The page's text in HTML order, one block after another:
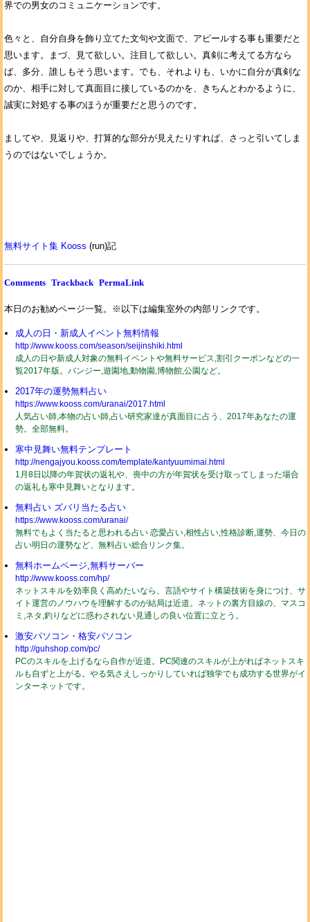
界での男女のコミュニケーションです。
色々と、自分自身を飾り立てた文句や文面で、アピールする事も重要だと
思います。まづ、見て欲しい。注目して欲しい。真剣に考えてる方なら
ば、多分、誰しもそう思います。でも、それよりも、いかに自分が真剣な
のか、相手に対して真面目に接しているのかを、きちんとわかるように、
誠実に対処する事のほうが重要だと思うのです。
ましてや、見返りや、打算的な部分が見えたりすれば、さっと引いてしま
うのではないでしょうか。
無料サイト集 Kooss (run)記
Comments Trackback PermaLink
本日のお勧めページ一覧。※以下は編集室外の内部リンクです。
成人の日・新成人イベント無料情報
http://www.kooss.com/season/seijinshiki.html
成人の日や新成人対象の無料イベントや無料サービス,割引クーポンなどの一
覧2017年版。バンジー,遊園地,動物園,博物館,公園など。
2017年の運勢無料占い
https://www.kooss.com/uranai/2017.html
人気占い師,本物の占い師,占い研究家達が真面目に占う、2017年あなたの運
勢。全部無料。
寒中見舞い無料テンプレート
http://nengajyou.kooss.com/template/kantyuumimai.html
1月8日以降の年賀状の返礼や、喪中の方が年賀状を受け取ってしまった場合
の返礼も寒中見舞いとなります。
無料占い ズバリ当たる占い
https://www.kooss.com/uranai/
無料でもよく当たると思われる占い 恋愛占い,相性占い,性格診断,運勢、今日の
占い明日の運勢など、無料占い総合リンク集。
無料ホームページ,無料サーバー
http://www.kooss.com/hp/
ネットスキルを効率良く高めたいなら、言語やサイト構築技術を身につけ、サ
イト運営のノウハウを理解するのが結局は近道。ネットの裏方目線の、マスコ
ミ,ネタ,釣りなどに惑わされない見通しの良い位置に立とう。
激安パソコン・格安パソコン
http://guhshop.com/pc/
PCのスキルを上げるなら自作が近道。PC関連のスキルが上がればネットスキ
ルも自ずと上がる。やる気さえしっかりしていれば独学でも成功する世界がイ
ンターネットです。